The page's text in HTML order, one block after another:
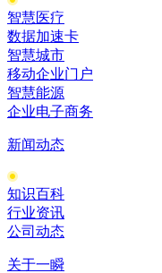
智慧医疗
数据加速卡
智慧城市
移动企业门户
智慧能源
企业电子商务
新闻动态
知识百科
行业资讯
公司动态
关于一瞬